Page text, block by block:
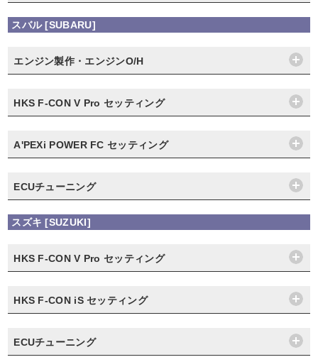
スバル [SUBARU]
エンジン製作・エンジンO/H
HKS F-CON V Pro セッティング
A'PEXi POWER FC セッティング
ECUチューニング
スズキ [SUZUKI]
HKS F-CON V Pro セッティング
HKS F-CON iS セッティング
ECUチューニング